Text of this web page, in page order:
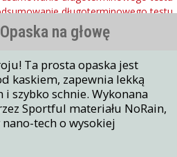
na głowę
Ta prosta opaska jest
kaskiem, zapewnia lekką
szybko schnie. Wykonana
Sportful materiału NoRain,
tech o wysokiej